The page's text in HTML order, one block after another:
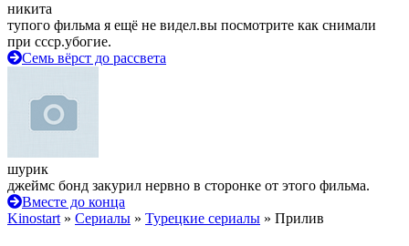
никита
тупого фильма я ещё не видел.вы посмотрите как снимали
при ссср.убогие.
Семь вёрст до рассвета
шурик
джеймс бонд закурил нервно в сторонке от этого фильма.
Вместе до конца
Kinostart » Сериалы » Турецкие сериалы » Прилив